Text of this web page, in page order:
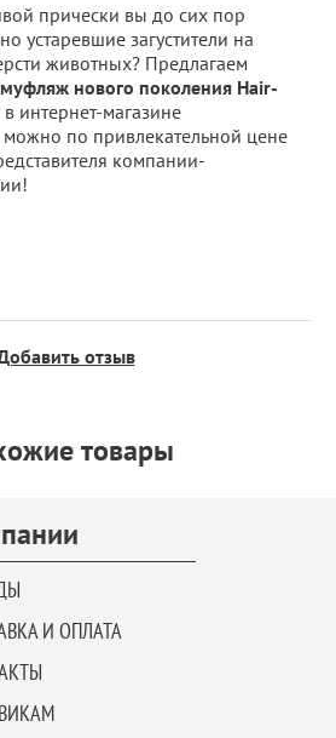
прически вы до сих пор
устаревшие загустители на
животных? Предлагаем
нового поколения Hair-
интернет-магазине
можно по привлекательной цене
компании-
отзыв
товары
И ОПЛАТА